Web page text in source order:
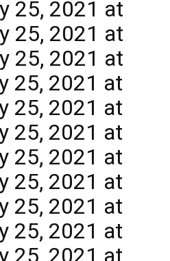
25, 2021 at
25, 2021 at
25, 2021 at
25, 2021 at
25, 2021 at
25, 2021 at
25, 2021 at
25, 2021 at
25, 2021 at
25, 2021 at
25, 2021 at